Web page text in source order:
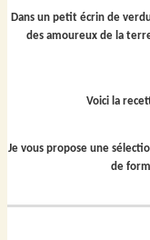
Dans un petit écrin de
des amoureux de la
Voici la
Je vous propose une
de
J'ai également à cœur de